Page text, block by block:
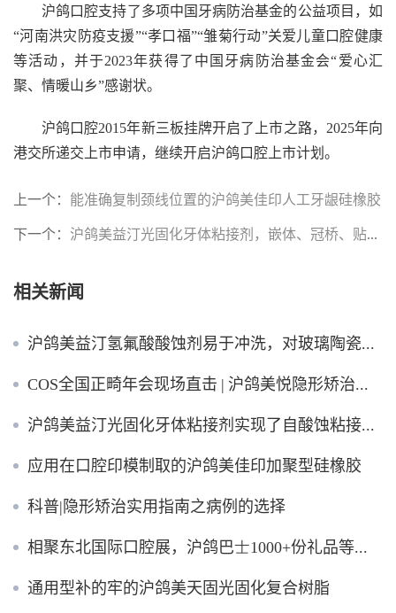
沪鸽口腔支持了多项中国牙病防治基金的公益项目，如
“河南洪灾防疫支援”“孝口福”“雏菊行动”关爱儿童口腔健康
等活动，并于2023年获得了中国牙病防治基金会“爱心汇
聚、情暖山乡”感谢状。
沪鸽口腔2015年新三板挂牌开启了上市之路，2025年向
港交所递交上市申请，继续开启沪鸽口腔上市计划。
上一个： 能准确复制颈线位置的沪鸽美佳印人工牙龈硅橡胶
下一个： 沪鸽美益汀光固化牙体粘接剂，嵌体、冠桥、贴面全能粘！
相关新闻
沪鸽美益汀氢氟酸酸蚀剂易于冲洗，对玻璃陶瓷酸蚀效果好
COS全国正畸年会现场直击 | 沪鸽美悦隐形矫治器和保持器等产品纷纷亮相！
沪鸽美益汀光固化牙体粘接剂实现了自酸蚀粘接剂的国产化
应用在口腔印模制取的沪鸽美佳印加聚型硅橡胶
科普|隐形矫治实用指南之病例的选择
相聚东北国际口腔展，沪鸽巴士1000+份礼品等您领
通用型补的牢的沪鸽美天固光固化复合树脂